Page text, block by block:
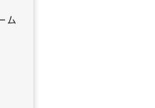
ム